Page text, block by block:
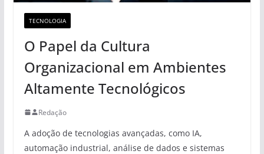
TECNOLOGIA
O Papel da Cultura
Organizacional em Ambientes
Altamente Tecnológicos
Redação
A adoção de tecnologias avançadas, como IA,
automação industrial, análise de dados e sistemas